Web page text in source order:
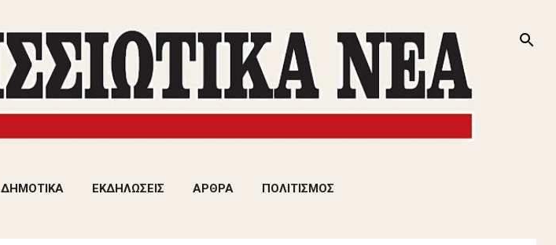
ΔΗΜΟΤΙΚΑ ΕΚΔΗΛΩΣΕΙΣ ΑΡΘΡΑ ΠΟΛΙΤΙΣΜΟΣ